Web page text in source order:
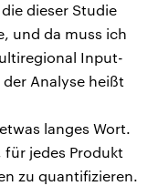
dieser Studie
und da muss ich
Input-
Analyse heißt
langes Wort.
für jedes Produkt
zu quantifizieren.